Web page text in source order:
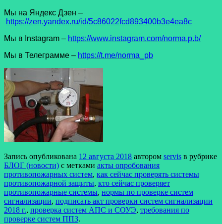
Мы на Яндекс Дзен –
https://zen.yandex.ru/id/5c86022fcd893400b3e4ea8c
Мы в Instagram – https://www.instagram.com/norma.p.b/
Мы в Телеграмме – https://t.me/norma_pb
Запись опубликована 12 августа 2018 автором servis в рубрике
БЛОГ (новости) с метками акты опробования
противопожарных систем, как сейчас проверять системы
противопожарной защиты, кто сейчас проверяет
противопожарные системы, нормы по проверке систем
сигнализации, подписать акт проверки систем сигнализации
2018 г., проверка систем АПС и СОУЭ, требования по
проверке систем ППЗ.